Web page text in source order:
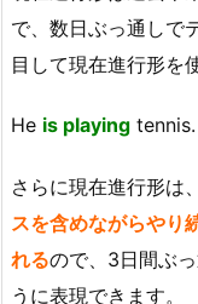
で、数日ぶっ通しで
目して現在進行形を
He is playing tennis.
さらに現在進行形は、
スを含めながらやり
れるので、3日間ぶ
うに表現できます。